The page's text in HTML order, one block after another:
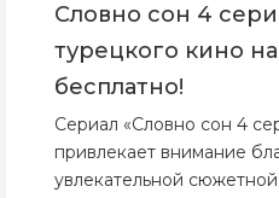
Словно сон 4
турецкого кино
бесплатно!
Сериал «Словно сон 4
привлекает внимание
увлекательной